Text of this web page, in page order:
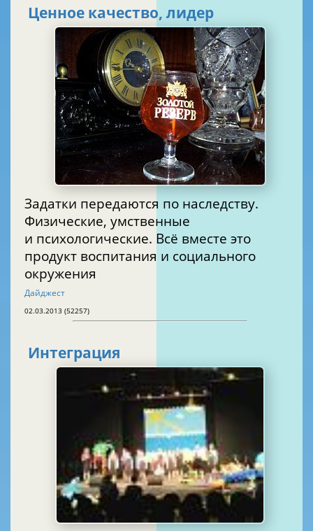
Ценное качество, лидер
Задатки передаются по наследству.
Физические, умственные
и психологические. Всё вместе это
продукт воспитания и социального
окружения
Дайджест
02.03.2013 (52257)
Интеграция